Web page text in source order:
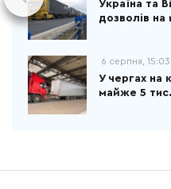
Україна та
дозволів на
6 серпня, 15:03
У чергах на
майже 5